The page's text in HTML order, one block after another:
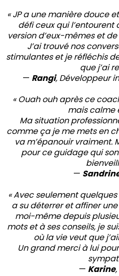
« JP a une manière douce
défi ceux qui
version d’eux-mêmes et
J’ai trouvé nos
stimulantes et je réfléchis
que j’ai
— Rangi, Développeur
« Ouah ouh après ce
mais calme
Ma situation
comme ça je me mets en
va m’épanouir
pour ce guidage qui
—
« Avec seulement
a su déterrer et affiner
moi-même depuis
mots et à ses conseils, je
où la vie veut que
Un grand merci à lui
— Karine